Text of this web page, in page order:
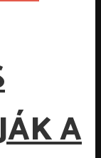
A